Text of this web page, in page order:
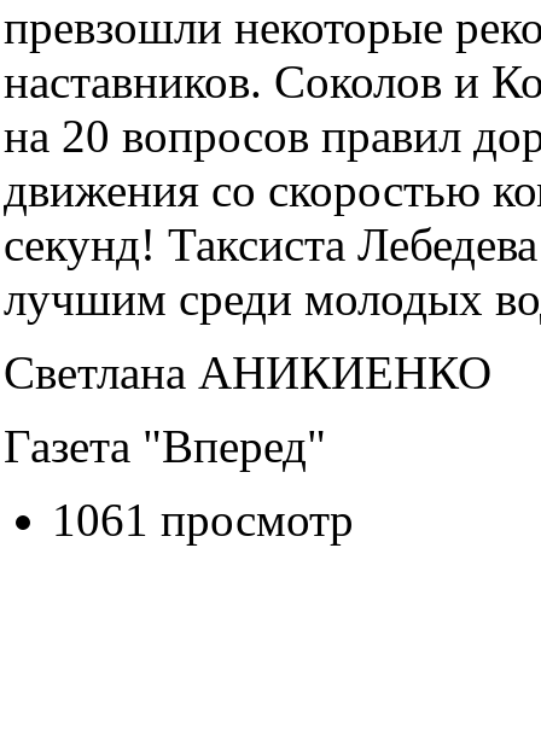
превзошли некоторые
наставников. Соколов и
на 20 вопросов правил
движения со скоростью
секунд! Таксиста
лучшим среди молодых
Светлана АНИКИЕНКО
Газета "Вперед"
1061 просмотр